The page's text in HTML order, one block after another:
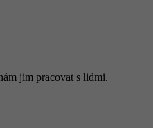
jim pracovat s lidmi.